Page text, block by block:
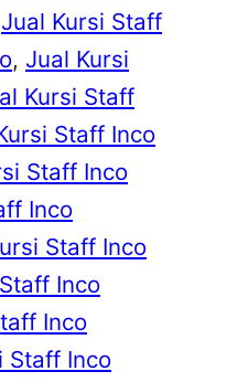
Jual Kursi Staff
, Jual Kursi
Kursi Staff
Staff Inco
Staff Inco
Inco
Staff Inco
Inco
Inco
Staff Inco